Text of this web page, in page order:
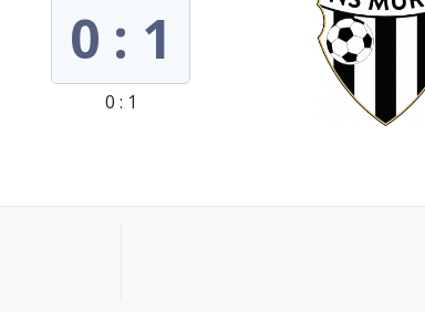
0 : 1
0 : 1